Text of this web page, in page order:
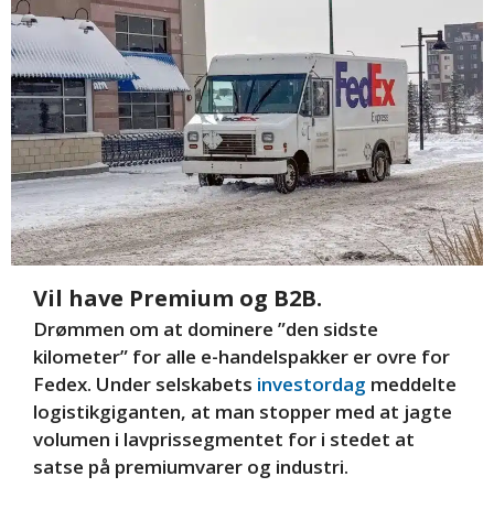
Vil have Premium og B2B.
Drømmen om at dominere ”den sidste
kilometer” for alle e-handelspakker er ovre for
Fedex. Under selskabets investordag meddelte
logistikgiganten, at man stopper med at jagte
volumen i lavprissegmentet for i stedet at
satse på premiumvarer og industri.